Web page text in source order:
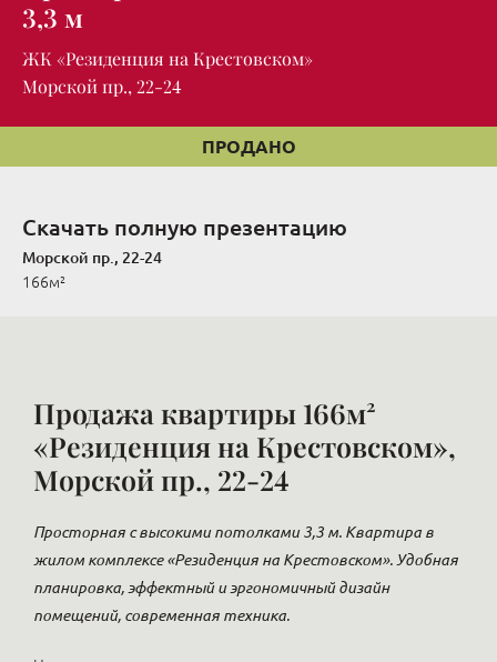
3,3 м
ЖК «Резиденция на Крестовском»
Морской пр., 22-24
ПРОДАНО
Скачать полную презентацию
Морской пр., 22-24
166м²
Продажа квартиры 166м²
«Резиденция на Крестовском»,
Морской пр., 22-24
Просторная c высокими потолками 3,3 м. Квартира в
жилом комплексе «Резиденция на Крестовском». Удобная
планировка, эффектный и эргономичный дизайн
помещений, современная техника.